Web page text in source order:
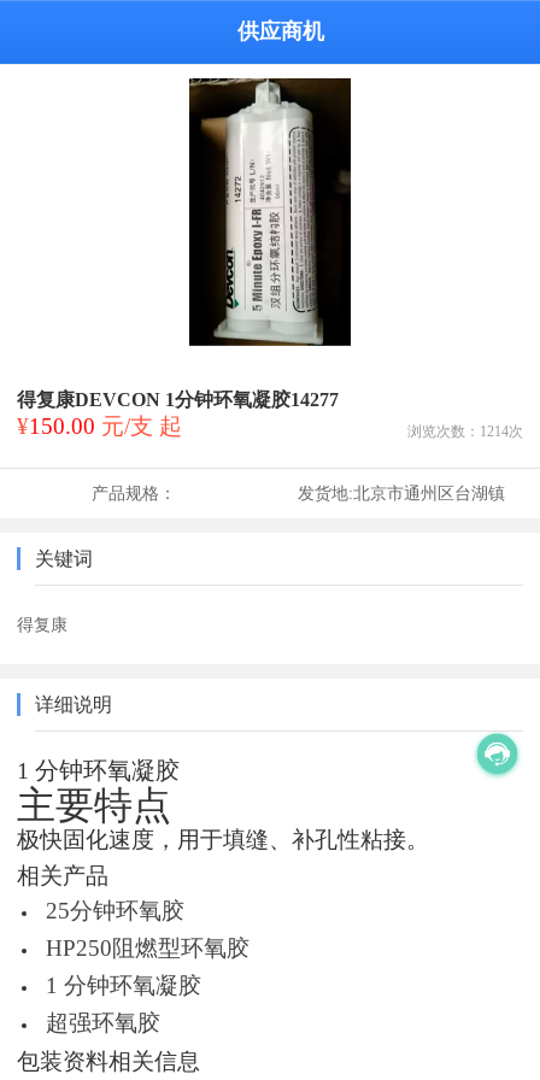
供应商机
得复康DEVCON 1分钟环氧凝胶14277
¥150.00 元/支 起 浏览次数： 1214次
产品规格： 发货地:北京市通州区台湖镇
关键词
得复康
详细说明
1 分钟环氧凝胶
主要特点
极快固化速度，用于填缝、补孔性粘接。
相关产品
25分钟环氧胶
HP250阻燃型环氧胶
1 分钟环氧凝胶
超强环氧胶
包装资料相关信息